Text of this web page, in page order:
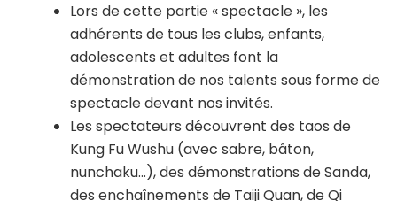
Lors de cette partie « spectacle », les
adhérents de tous les clubs, enfants,
adolescents et adultes font la
démonstration de nos talents sous forme de
spectacle devant nos invités.
Les spectateurs découvrent des taos de
Kung Fu Wushu (avec sabre, bâton,
nunchaku…), des démonstrations de Sanda,
des enchaînements de Taiji Quan, de Qi